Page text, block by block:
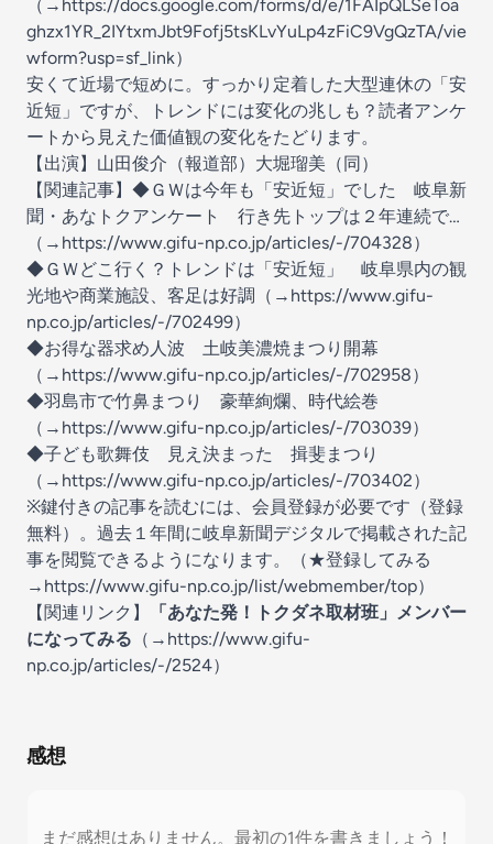
（→⁠⁠⁠⁠ https://docs.google.com/forms/d/e/1FAIpQLSeToa
ghzx1YR_2IYtxmJbt9Fofj5tsKLvYuLp4zFiC9VgQzTA/vie
wform?usp=sf_link⁠⁠⁠）
安くて近場で短めに。すっかり定着した大型連休の「安
近短」ですが、トレンドには変化の兆しも？読者アンケ
ートから見えた価値観の変化をたどります。
【出演】山田俊介（報道部）大堀瑠美（同）
【関連記事】◆ＧＷは今年も「安近短」でした 岐阜新
聞・あなトクアンケート 行き先トップは２年連続で…
（→ https://www.gifu-np.co.jp/articles/-/704328）
◆ＧＷどこ行く？トレンドは「安近短」 岐阜県内の観
光地や商業施設、客足は好調（→ https://www.gifu-
np.co.jp/articles/-/702499）
◆お得な器求め人波 土岐美濃焼まつり開幕
（→ https://www.gifu-np.co.jp/articles/-/702958）
◆羽島市で竹鼻まつり 豪華絢爛、時代絵巻
（→ https://www.gifu-np.co.jp/articles/-/703039）
◆子ども歌舞伎 見え決まった 揖斐まつり
（→ https://www.gifu-np.co.jp/articles/-/703402）
※鍵付きの記事を読むには、会員登録が必要です（登録
無料）。過去１年間に岐阜新聞デジタルで掲載された記
事を閲覧できるようになります。（★登録してみる
→ ⁠⁠https://www.gifu-np.co.jp/list/webmember/top⁠⁠）
【関連リンク】
「あなた発！トクダネ取材班」メンバー
になってみる （→⁠ https://www.gifu-
np.co.jp/articles/-/2524⁠）
感想
まだ感想はありません。最初の1件を書きましょう！